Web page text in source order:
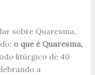
sobre Quaresma,
o que é Quaresma,
litúrgico de 40
a